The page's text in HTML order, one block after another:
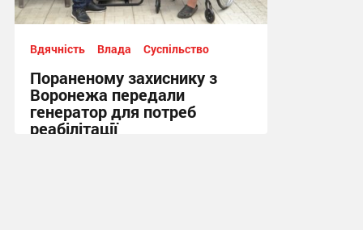
Вдячність Влада Суспільство
Пораненому захиснику з
Воронежа передали
генератор для потреб
реабілітації